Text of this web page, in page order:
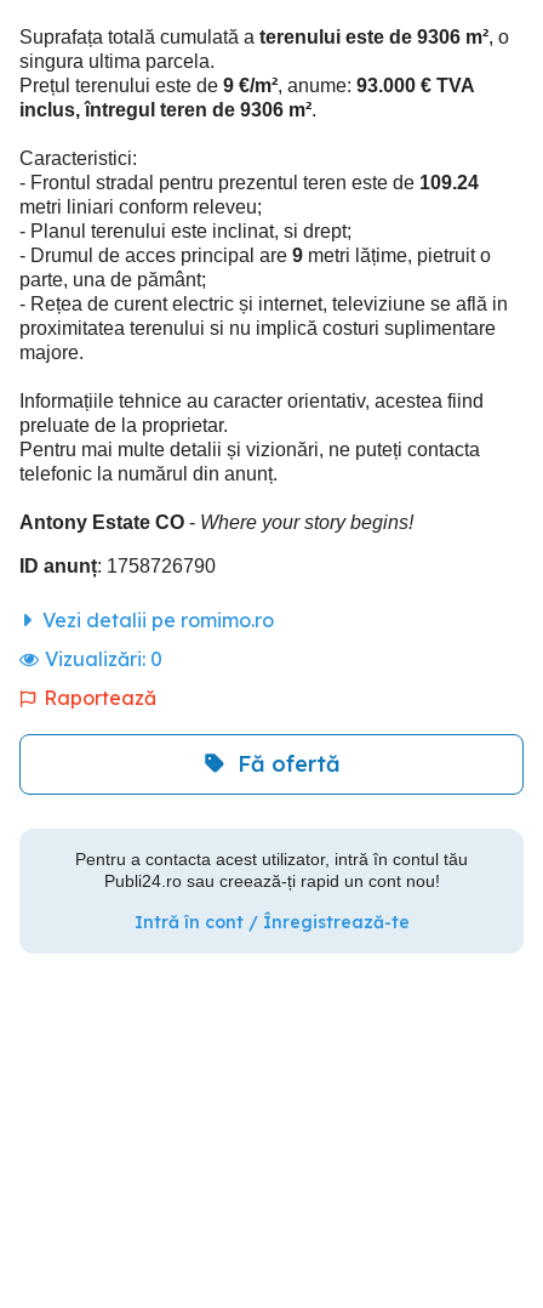
Suprafața totală cumulată a terenului este de 9306 m², o
singura ultima parcela.
Prețul terenului este de 9 €/m², anume: 93.000 € TVA
inclus, întregul teren de 9306 m².
Caracteristici:
- Frontul stradal pentru prezentul teren este de 109.24
metri liniari conform releveu;
- Planul terenului este inclinat, si drept;
- Drumul de acces principal are 9 metri lățime, pietruit o
parte, una de pământ;
- Rețea de curent electric și internet, televiziune se află in
proximitatea terenului si nu implică costuri suplimentare
majore.
Informațiile tehnice au caracter orientativ, acestea fiind
preluate de la proprietar.
Pentru mai multe detalii și vizionări, ne puteți contacta
telefonic la numărul din anunț.
Antony Estate CO - Where your story begins!
ID anunț: 1758726790
Vezi detalii pe romimo.ro
Vizualizări: 0
Raportează
Fă ofertă
Pentru a contacta acest utilizator, intră în contul tău
Publi24.ro sau creează-ți rapid un cont nou!
Intră în cont / Înregistrează-te